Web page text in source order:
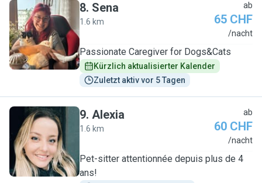
S
8. Sena
1.6 km
ab
65 CHF
/nacht
Passionate Caregiver for Dogs&Cats
Kürzlich aktualisierter Kalender
Zuletzt aktiv vor 5 Tagen
A
9. Alexia
1.6 km
ab
60 CHF
/nacht
Pet-sitter attentionnée depuis plus de 4
ans!